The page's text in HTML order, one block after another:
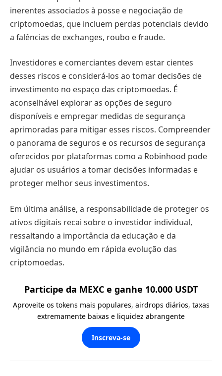
inerentes associados à posse e negociação de
criptomoedas, que incluem perdas potenciais devido
a falências de exchanges, roubo e fraude.
Investidores e comerciantes devem estar cientes
desses riscos e considerá-los ao tomar decisões de
investimento no espaço das criptomoedas. É
aconselhável explorar as opções de seguro
disponíveis e empregar medidas de segurança
aprimoradas para mitigar esses riscos. Compreender
o panorama de seguros e os recursos de segurança
oferecidos por plataformas como a Robinhood pode
ajudar os usuários a tomar decisões informadas e
proteger melhor seus investimentos.
Em última análise, a responsabilidade de proteger os
ativos digitais recai sobre o investidor individual,
ressaltando a importância da educação e da
vigilância no mundo em rápida evolução das
criptomoedas.
Participe da MEXC e ganhe 10.000 USDT
Aproveite os tokens mais populares, airdrops diários, taxas
extremamente baixas e liquidez abrangente
Inscreva-se